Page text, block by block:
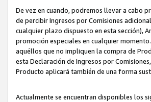
De vez en cuando, podremos llevar a cabo
de percibir Ingresos por Comisiones
cualquier plazo dispuesto en esta sección),
promoción especiales en cualquier
aquéllos que no impliquen la compra de
esta Declaración de Ingresos por
Producto aplicará también de una forma
Actualmente se encuentran disponibles los